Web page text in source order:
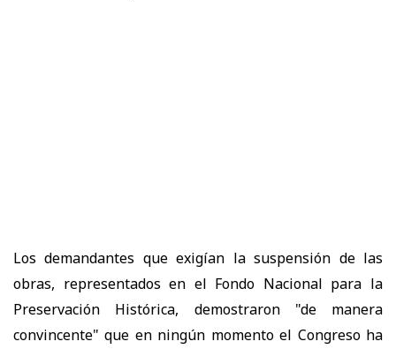
Los demandantes que exigían la suspensión de las
obras, representados en el Fondo Nacional para la
Preservación Histórica, demostraron "de manera
convincente" que en ningún momento el Congreso ha